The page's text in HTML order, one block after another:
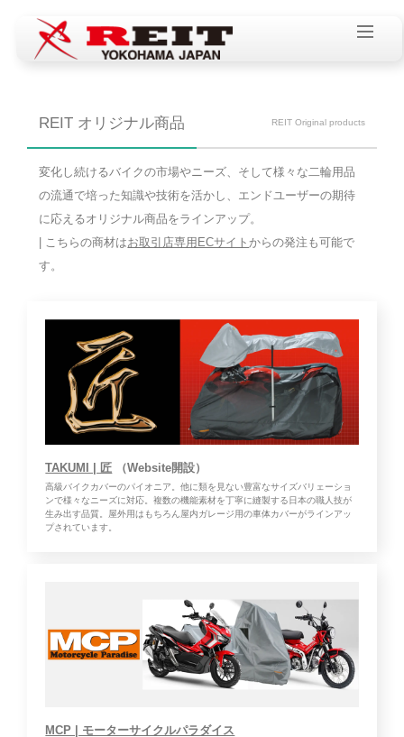
REIT オリジナル商品 REIT Original products
変化し続けるバイクの市場やニーズ、そして様々な二輪用品
の流通で培った知識や技術を活かし、エンドユーザーの期待
に応えるオリジナル商品をラインアップ。
| こちらの商材はお取引店専用ECサイトからの発注も可能で
す。
TAKUMI | 匠 （Website開設）
高級バイクカバーのパイオニア。他に類を見ない豊富なサイズバリェーショ
ンで様々なニーズに対応。複数の機能素材を丁寧に縫製する日本の職人技が
生み出す品質。屋外用はもちろん屋内ガレージ用の車体カバーがラインアッ
プされています。
MCP | モーターサイクルパラダイス